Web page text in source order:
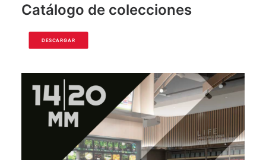
Catálogo de colecciones
DESCARGAR